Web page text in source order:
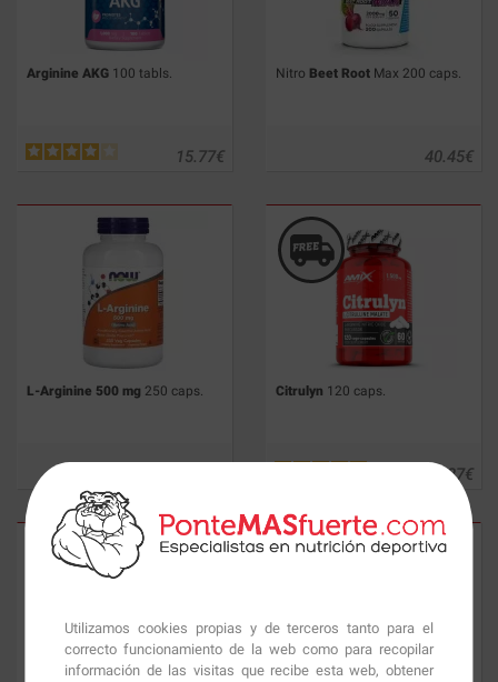
Utilizamos cookies propias y de terceros tanto para el
correcto funcionamiento de la web como para recopilar
información de las visitas que recibe esta web, obtener
Arginine AKG 100 tabls.
€
15.77
Nitro Beet Root Max 200 caps.
€
40.45
L-Arginine 500 mg 250 caps. Citrulyn 120 caps.
€
29.27